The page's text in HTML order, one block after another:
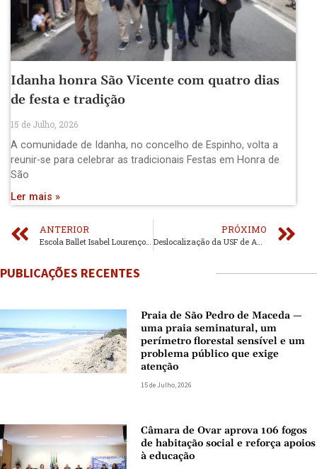
Idanha honra São Vicente com quatro dias
de festa e tradição
15 de Julho, 2026
A comunidade de Idanha, no concelho de Espinho, volta a
reunir-se para celebrar as tradicionais Festas em Honra de
São
Ler mais »
ANTERIOR
Escola Ballet Isabel Lourenço celebrou 25 anos
PRÓXIMO
Deslocalização da USF de Anta em debate na Assembleia Municipal
PUBLICAÇÕES RECENTES
Praia de São Pedro de Maceda —
uma praia seminatural, um
perímetro florestal sensível e um
problema público que exige
atenção
15 de Julho, 2026
Câmara de Ovar aprova 106 fogos
de habitação social e reforça apoios
à educação